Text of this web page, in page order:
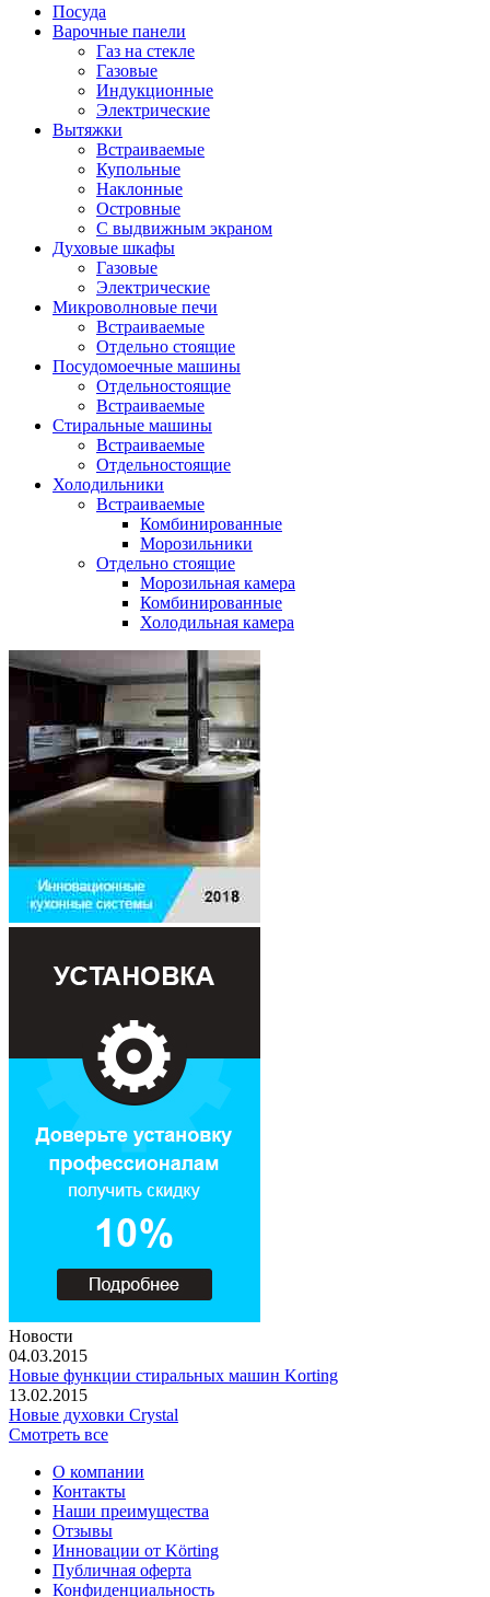
Посуда
Варочные панели
Газ на стекле
Газовые
Индукционные
Электрические
Вытяжки
Встраиваемые
Купольные
Наклонные
Островные
С выдвижным экраном
Духовые шкафы
Газовые
Электрические
Микроволновые печи
Встраиваемые
Отдельно стоящие
Посудомоечные машины
Отдельностоящие
Встраиваемые
Стиральные машины
Встраиваемые
Отдельностоящие
Холодильники
Встраиваемые
Комбинированные
Морозильники
Отдельно стоящие
Морозильная камера
Комбинированные
Холодильная камера
Новости
04.03.2015
Новые функции стиральных машин Korting
13.02.2015
Новые духовки Crystal
Смотреть все
О компании
Контакты
Наши преимущества
Отзывы
Инновации от Körting
Публичная оферта
Конфиденциальность